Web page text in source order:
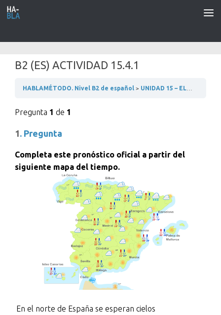
Saltar al contenido
B2 (ES) ACTIVIDAD 15.4.1
HABLAMÉTODO. Nivel B2 de español UNIDAD 15 – EL CLIMA Y EL TIEMPO
Pregunta 1 de 1
1. Pregunta
Completa este pronóstico oficial a partir del
siguiente mapa del tiempo.
En
En el norte de España se esperan cielos